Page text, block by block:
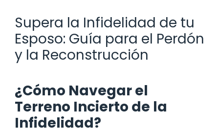
Supera la Infidelidad de tu
Esposo: Guía para el Perdón
y la Reconstrucción
¿Cómo Navegar el
Terreno Incierto de la
Infidelidad?